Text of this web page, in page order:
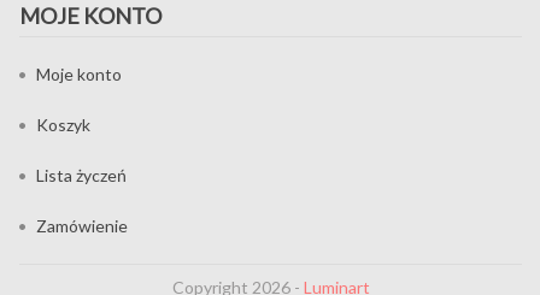
MOJE KONTO
Moje konto
Koszyk
Lista życzeń
Zamówienie
Copyright 2026 - Luminart